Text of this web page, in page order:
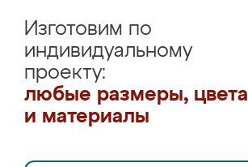
Изготовим по
индивидуальному
проекту:
любые размеры, цвета
и материалы